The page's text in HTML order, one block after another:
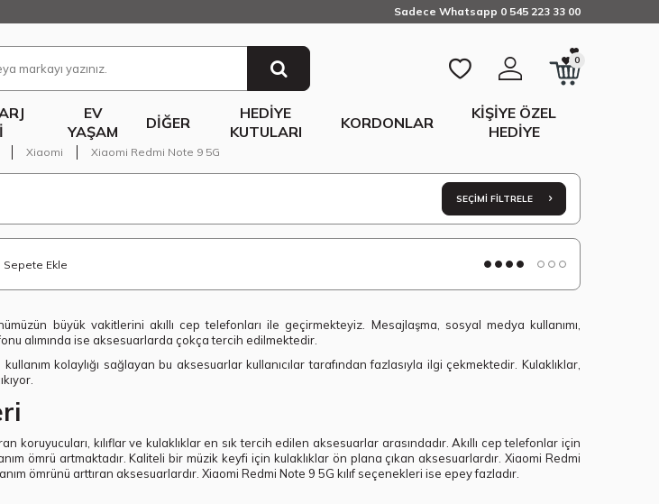
Sadece Whatsapp 0 545 223 33 00
0
EV
YAŞAM
DIĞER
HEDIYE
KUTULARI
KORDONLAR
KIŞIYE ÖZEL
HEDIYE
Xiaomi Xiaomi Redmi Note 9 5G
SEÇIMI FILTRELE
Sepete Ekle
büyük vakitlerini akıllı cep telefonları ile geçirmekteyiz. Mesajlaşma, sosyal medya kullanımı,
alımında ise aksesuarlarda çokça tercih edilmektedir.
kolaylığı sağlayan bu aksesuarlar kullanıcılar tarafından fazlasıyla ilgi çekmektedir. Kulaklıklar,
kılıflar ve kulaklıklar en sık tercih edilen aksesuarlar arasındadır. Akıllı cep telefonlar için
ömrü artmaktadır. Kaliteli bir müzik keyfi için kulaklıklar ön plana çıkan aksesuarlardır. Xiaomi Redmi
ömrünü arttıran aksesuarlardır. Xiaomi Redmi Note 9 5G kılıf seçenekleri ise epey fazladır.